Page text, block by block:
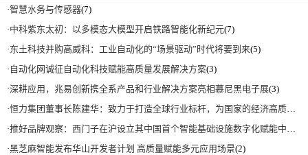
·智慧水务与传感器(7)
·中科紫东太初：以多模态大模型开启铁路智能化新纪元(7)
·东土科技并购高威科：工业自动化的“场景驱动”时代将要到来(5)
· 自动化网诚征自动化科技赋能高质量发展解决方案(3)
·深耕应用，兆易创新携全系产品和行业解决方案亮相慕尼黑电子展(3)
·恒力集团董事长陈建华：致力于打造全球行业标杆，为国家的经济高质量发展贡献更大力量|上海电气集团党委书记、董事长吴磊来访
·推好品牌观察：西门子在沪设立其中国首个智能基础设施数字化赋能中心
·黑芝麻智能发布华山开发者计划 高质量赋能多元应用场景(2)